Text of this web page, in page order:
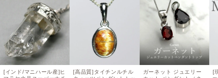
[インド/マニハール産]ヒ
[高品質]タイチンルチル
ガーネット ジュエリー
[